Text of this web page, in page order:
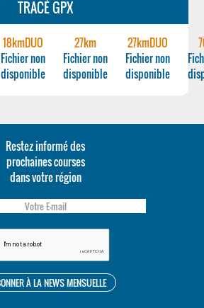
TRACÉ GPX
18kmDUO
Fichier non
disponible
27km
Fichier non
disponible
27kmDUO
Fichier non
disponible
Restez informé des
prochaines courses
dans votre région